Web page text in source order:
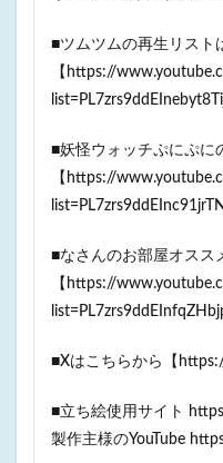
■ツムツムの再生リスト
【https://
■妖怪ウォッチぷにぷに
【https://
■なさんのお部屋オスス
【https://
■Xはこちらから【
■立ち絵使用サイト
製作主様のYouTube